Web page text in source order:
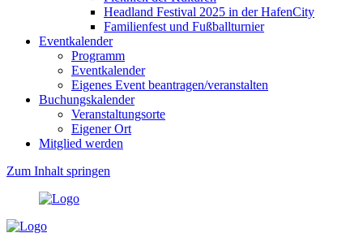
Headland Festival 2025 in der HafenCity
Familienfest und Fußballturnier
Eventkalender
Programm
Eventkalender
Eigenes Event beantragen/veranstalten
Buchungskalender
Veranstaltungsorte
Eigener Ort
Mitglied werden
Zum Inhalt springen